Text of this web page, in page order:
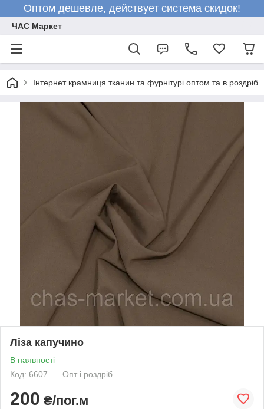
Оптом дешевле, действует система скидок!
ЧАС Маркет
Інтернет крамниця тканин та фурнітурі оптом та в роздріб
Ліза капучино
В наявності
Код: 6607
Опт і роздріб
200 ₴/пог.м